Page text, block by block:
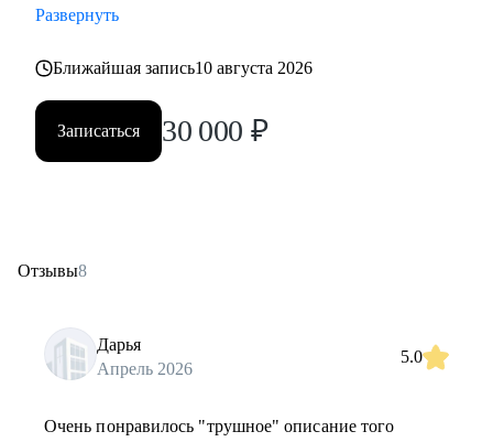
Развернуть
Ближайшая запись10 августа 2026
Записаться 30 000 ₽
Отзывы8
Дарья
Апрель 2026
5.0
Очень понравилось "трушное" описание того